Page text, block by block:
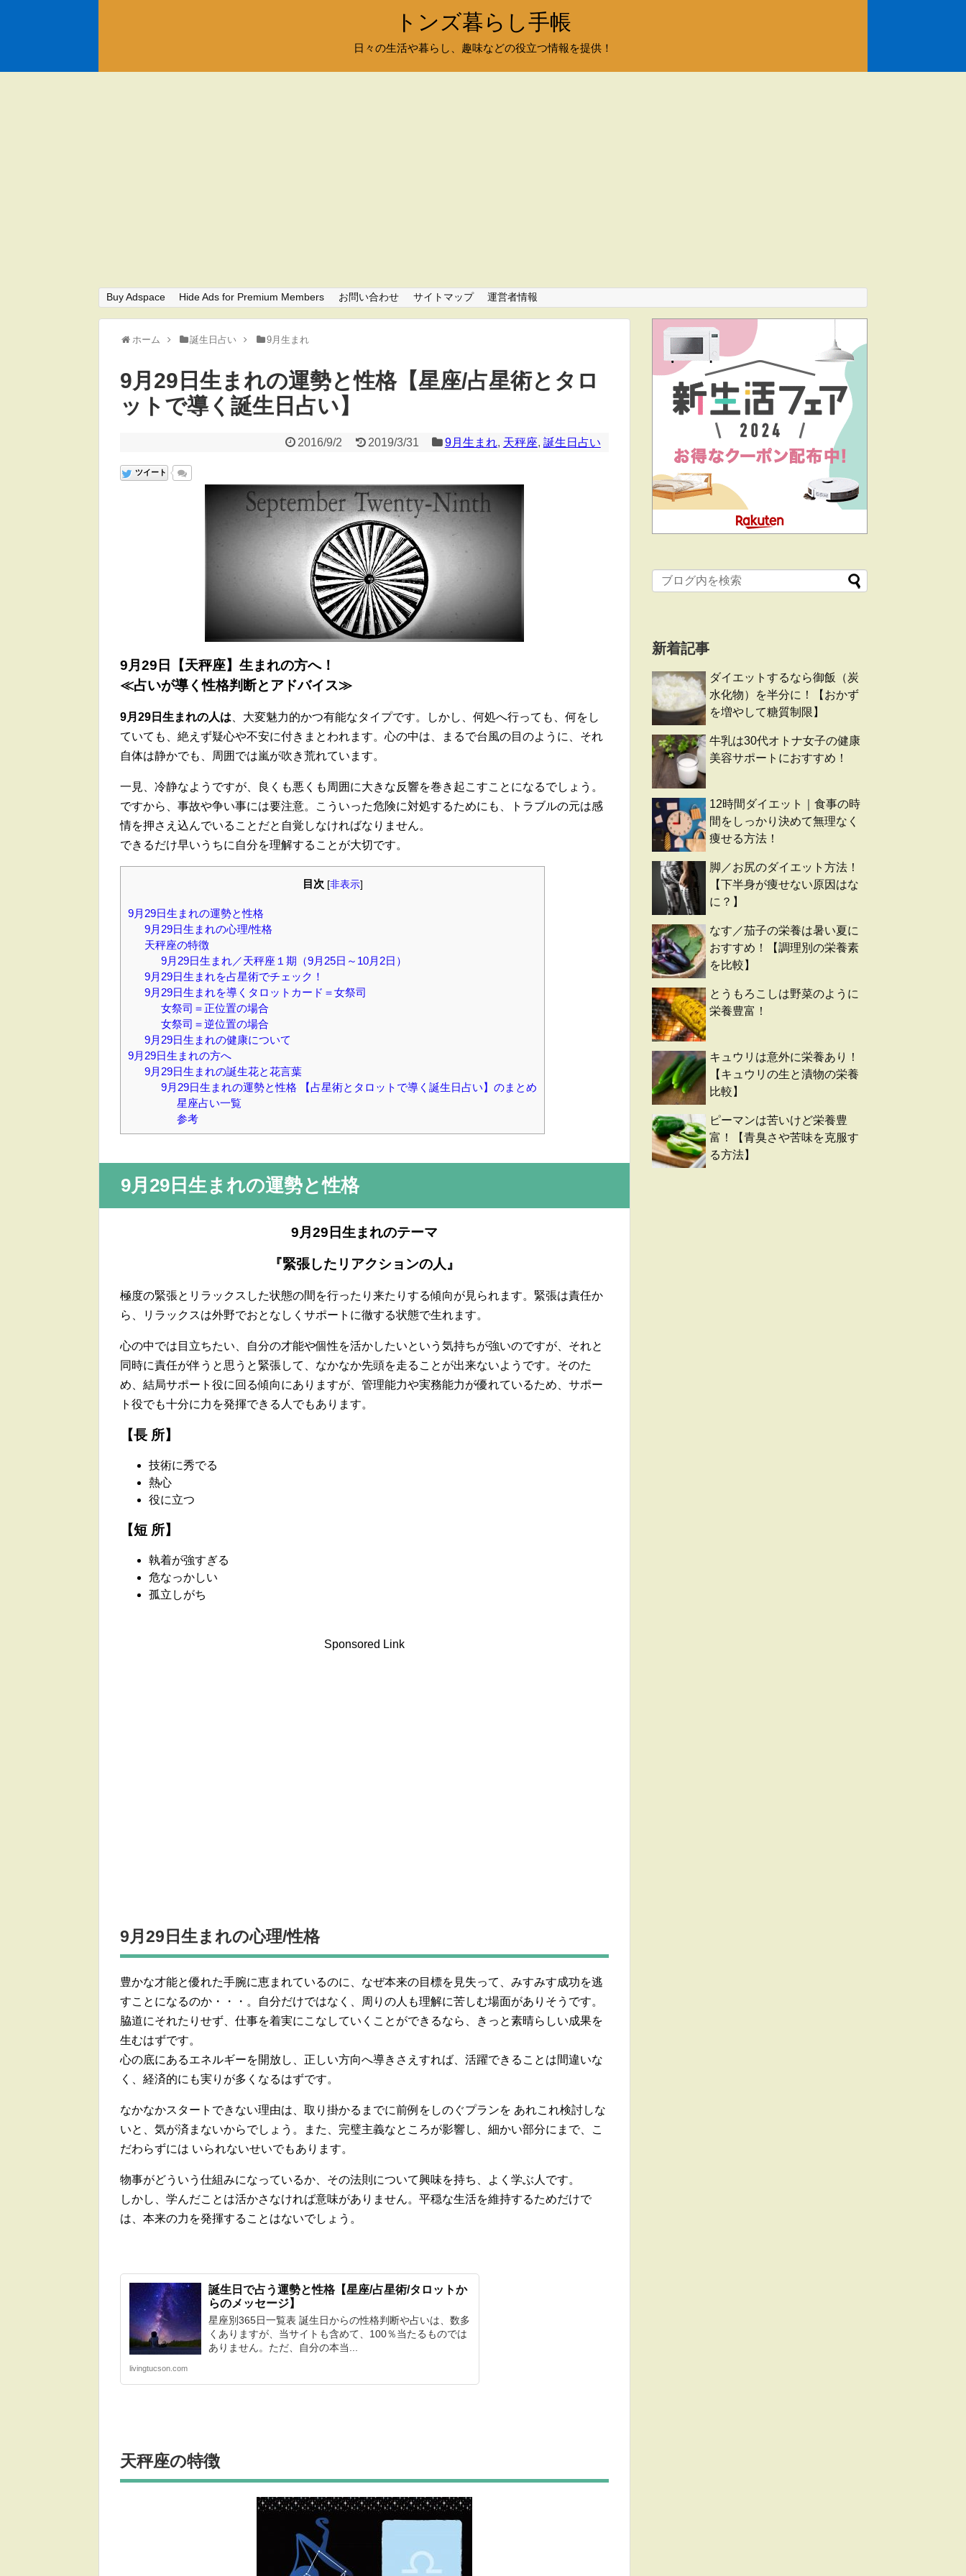
トンズ暮らし手帳
日々の生活や暮らし、趣味などの役立つ情報を提供！
Buy Adspace Hide Ads for Premium Members お問い合わせ サイトマップ 運営者情報
ホーム 誕生日占い 9月生まれ
9月29日生まれの運勢と性格【星座/占星術とタロ
ットで導く誕生日占い】
2016/9/2 2019/3/31 9月生まれ, 天秤座, 誕生日占い
ツイート
9月29日【天秤座】生まれの方へ！
≪占いが導く性格判断とアドバイス≫
9月29日生まれの人は 、大変魅力的かつ有能なタイプです。しかし、何処へ行っても、何をし
ていても、絶えず疑心や不安に付きまとわれます。心の中は、まるで台風の目のように、それ
自体は静かでも、周囲では嵐が吹き荒れています。
一見、冷静なようですが、良くも悪くも周囲に大きな反響を巻き起こすことになるでしょう。
ですから、事故や争い事には要注意。こういった危険に対処するためにも、トラブルの元は感
情を押さえ込んでいることだと自覚しなければなりません。
できるだけ早いうちに自分を理解することが大切です。
目次 [非表示]
9月29日生まれの運勢と性格
9月29日生まれの心理/性格
天秤座の特徴
9月29日生まれ／天秤座１期（9月25日～10月2日）
9月29日生まれを占星術でチェック！
9月29日生まれを導くタロットカード＝女祭司
女祭司＝正位置の場合
女祭司＝逆位置の場合
9月29日生まれの健康について
9月29日生まれの方へ
9月29日生まれの誕生花と花言葉
9月29日生まれの運勢と性格 【占星術とタロットで導く誕生日占い】のまとめ
星座占い一覧
参考
9月29日 生まれの運勢と性格
9月29日生まれのテーマ
『緊張したリアクションの人』
極度の緊張とリラックスした状態の間を行ったり来たりする傾向が見られます。緊張は責任か
ら、リラックスは外野でおとなしくサポートに徹する状態で生れます。
心の中では目立ちたい、自分の才能や個性を活かしたいという気持ちが強いのですが、それと
同時に責任が伴うと思うと緊張して、なかなか先頭を走ることが出来ないようです。そのた
め、結局サポート役に回る傾向にありますが、管理能力や実務能力が優れているため、サポー
ト役でも十分に力を発揮できる人でもあります。
【長 所】
技術に秀でる
熱心
役に立つ
【短 所】
執着が強すぎる
危なっかしい
孤立しがち
Sponsored Link
9月29日生まれの心理/性格
豊かな才能と優れた手腕に恵まれているのに、なぜ本来の目標を見失って、みすみす成功を逃
すことになるのか・・・。自分だけではなく、周りの人も理解に苦しむ場面がありそうです。
脇道にそれたりせず、仕事を着実にこなしていくことができるなら、きっと素晴らしい成果を
生むはずです。
心の底にあるエネルギーを開放し、正しい方向へ導きさえすれば、活躍できることは間違いな
く、経済的にも実りが多くなるはずです。
なかなかスタートできない理由は、取り掛かるまでに前例をしのぐプランを あれこれ検討しな
いと、気が済まないからでしょう。また、完璧主義なところが影響し、細かい部分にまで、こ
だわらずには いられないせいでもあります。
物事がどういう仕組みになっているか、その法則について興味を持ち、よく学ぶ人です。
しかし、学んだことは活かさなければ意味がありません。平穏な生活を維持するためだけで
は、本来の力を発揮することはないでしょう。
誕生日で占う運勢と性格【星座/占星術/タロットか
らのメッセージ】
星座別365日一覧表 誕生日からの性格判断や占いは、数多
くありますが、当サイトも含めて、100％当たるものでは
ありません。ただ、自分の本当...
livingtucson.com
天秤座の特徴
新着記事
ダイエットするなら御飯（炭
水化物）を半分に！【おかず
を増やして糖質制限】
牛乳は30代オトナ女子の健康
美容サポートにおすすめ！
12時間ダイエット｜食事の時
間をしっかり決めて無理なく
痩せる方法！
脚／お尻のダイエット方法！
【下半身が痩せない原因はな
に？】
なす／茄子の栄養は暑い夏に
おすすめ！【調理別の栄養素
を比較】
とうもろこしは野菜のように
栄養豊富！
キュウリは意外に栄養あり！
【キュウリの生と漬物の栄養
比較】
ピーマンは苦いけど栄養豊
富！【青臭さや苦味を克服す
る方法】